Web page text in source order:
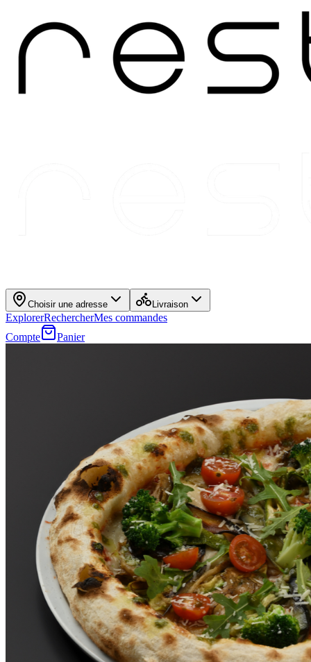
Choisir une adresse Livraison
ExplorerRechercherMes commandes
Compte
Panier